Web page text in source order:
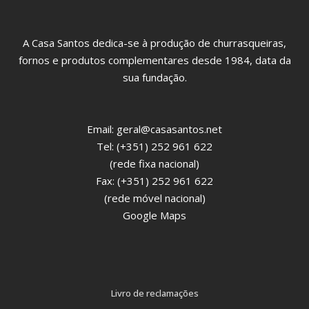
A Casa Santos dedica-se à produção de churrasqueiras,
fornos e produtos complementares desde 1984, data da
sua fundação.
Email: geral@casasantos.net
Tel: (+351) 252 961 622
(rede fixa nacional)
Fax: (+351) 252 961 622
(rede móvel nacional)
Google Maps
Livro de reclamações